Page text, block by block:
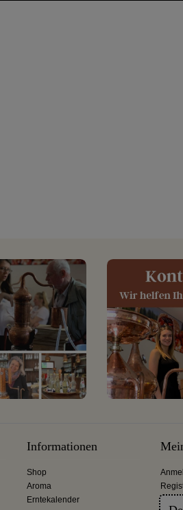
Informationen
Shop
Aroma
Erntekalender